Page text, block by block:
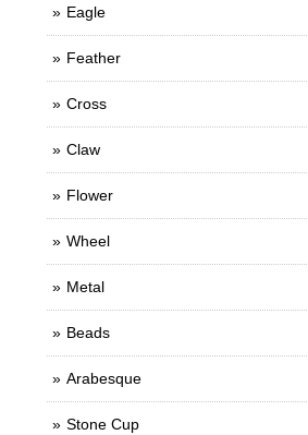
Eagle
Feather
Cross
Claw
Flower
Wheel
Metal
Beads
Arabesque
Stone Cup